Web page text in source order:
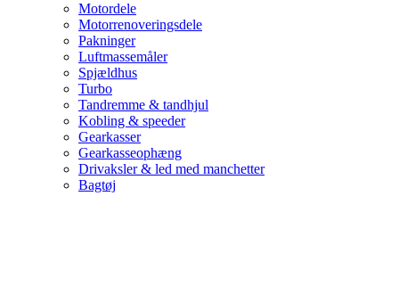
Motordele
Motorrenoveringsdele
Pakninger
Luftmassemåler
Spjældhus
Turbo
Tandremme & tandhjul
Kobling & speeder
Gearkasser
Gearkasseophæng
Drivaksler & led med manchetter
Bagtøj